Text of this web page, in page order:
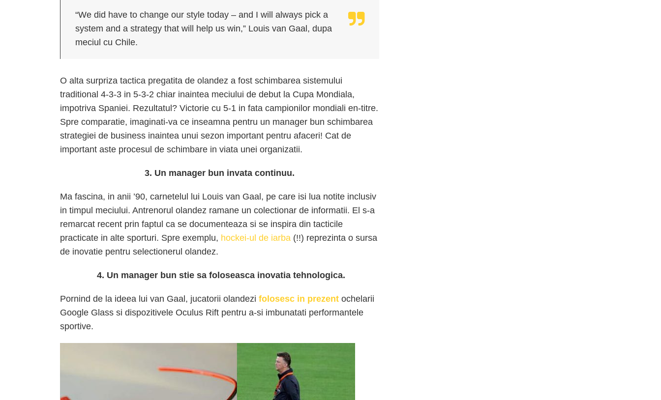
“We did have to change our style today – and I will always pick a
system and a strategy that will help us win,” Louis van Gaal, dupa
meciul cu Chile.
O alta surpriza tactica pregatita de olandez a fost schimbarea sistemului
traditional 4-3-3 in 5-3-2 chiar inaintea meciului de debut la Cupa Mondiala,
impotriva Spaniei. Rezultatul? Victorie cu 5-1 in fata campionilor mondiali en-titre.
Spre comparatie, imaginati-va ce inseamna pentru un manager bun schimbarea
strategiei de business inaintea unui sezon important pentru afaceri! Cat de
important aste procesul de schimbare in viata unei organizatii.
3. Un manager bun invata continuu.
Ma fascina, in anii ’90, carnetelul lui Louis van Gaal, pe care isi lua notite inclusiv
in timpul meciului. Antrenorul olandez ramane un colectionar de informatii. El s-a
remarcat recent prin faptul ca se documenteaza si se inspira din tacticile
practicate in alte sporturi. Spre exemplu, hockei-ul de iarba (!!) reprezinta o sursa
de inovatie pentru selectionerul olandez.
4. Un manager bun stie sa foloseasca inovatia tehnologica.
Pornind de la ideea lui van Gaal, jucatorii olandezi folosesc in prezent ochelarii
Google Glass si dispozitivele Oculus Rift pentru a-si imbunatati performantele
sportive.